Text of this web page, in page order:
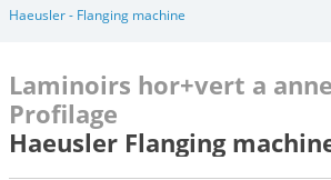
Haeusler - Flanging machine
Laminoirs hor+vert a
Profilage
Haeusler Flanging